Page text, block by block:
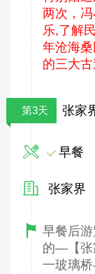
两次，
乐,了解
年沧海
的三大
第3天 张家
早餐
张家界
早餐后游
的—【张
一玻璃